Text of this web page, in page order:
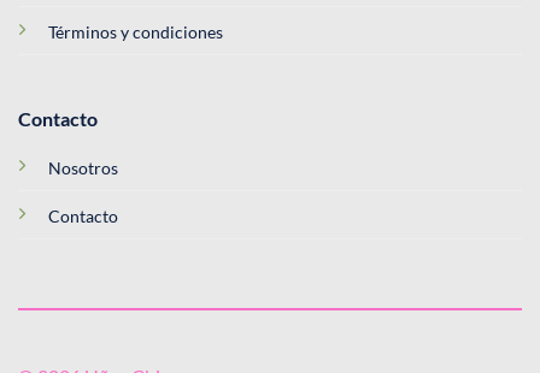
Términos y condiciones
Contacto
Nosotros
Contacto